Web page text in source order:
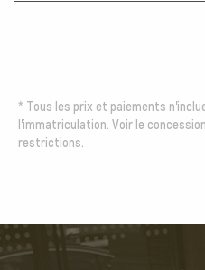
* Tous les prix et paiements
l'immatriculation. Voir le
restrictions.